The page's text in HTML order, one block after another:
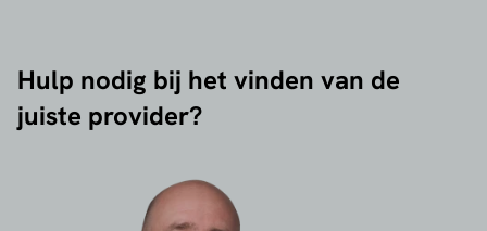
Hulp nodig bij het vinden van de
juiste provider?